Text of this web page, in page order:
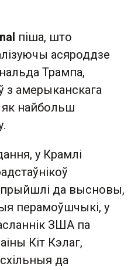
піша, што
асяроддзе
Трампа,
з амерыканскага
як найбольш
у Крамлі
прыйшлі да высновы,
перамоўшчыкі, у
ЗША па
Кіт Кэлаг,
да